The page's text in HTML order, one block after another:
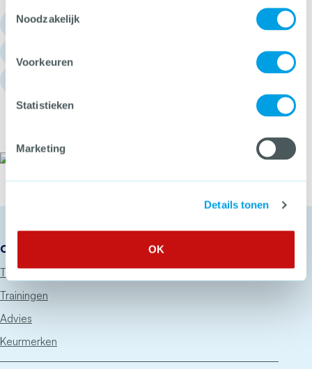
Noodzakelijk
Voorkeuren
Statistieken
Marketing
Details tonen
OK
06 27307313
Onze diensten
Thema’s
Trainingen
Advies
Keurmerken